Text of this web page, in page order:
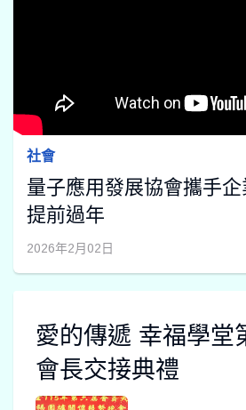
社會
量子應用發展協會攜手
提前過年
2026年2月02日
愛的傳遞 幸福學堂
會長交接典禮